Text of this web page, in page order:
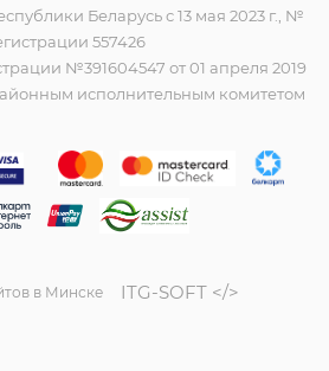
Беларусь с 13 мая 2023 г., №
557426
№391604547 от 01 апреля 2019
исполнительным комитетом
в Минске ITG-SOFT </>